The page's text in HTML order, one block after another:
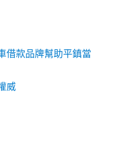
借款品牌幫助平鎮當
威